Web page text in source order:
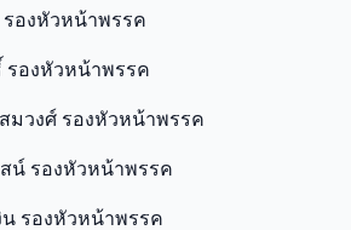
องหัวหน้าพรรค
รองหัวหน้าพรรค
วงศ์ รองหัวหน้าพรรค
น์ รองหัวหน้าพรรค
น รองหัวหน้าพรรค